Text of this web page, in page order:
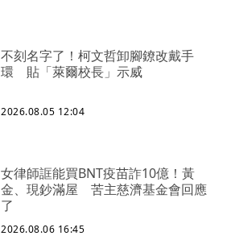
不刻名字了！柯文哲卸腳鐐改戴手
環 貼「萊爾校長」示威
2026.08.05 12:04
女律師誆能買BNT疫苗詐10億！黃
金、現鈔滿屋 苦主慈濟基金會回應
了
2026.08.06 16:45